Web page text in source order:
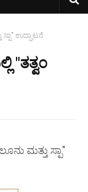
ಉದ್ಘಾಟನೆ
"ತತ್ವಂ
ಮತ್ತು ಸ್ಪಾ"